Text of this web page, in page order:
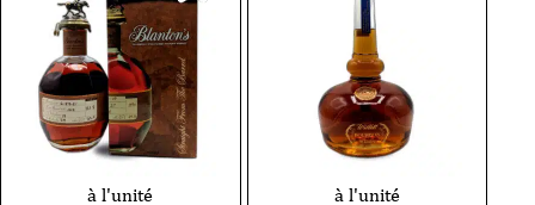
à l'unité
à l'unité